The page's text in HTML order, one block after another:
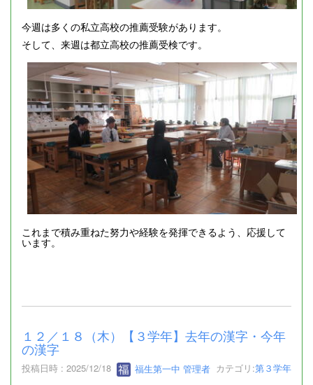
今週は多くの私立高校の推薦受験があります。
そして、来週は都立高校の推薦受検です。
これまで積み重ねた努力や経験を発揮できるよう、応援して
います。
１２／１８（木）【３学年】去年の漢字・今年
の漢字
投稿日時 : 2025/12/18 福生第一中 管理者 カテゴリ:第３学年